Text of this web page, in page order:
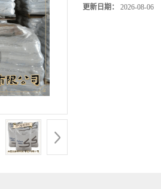
更新日期： 2026-08-06